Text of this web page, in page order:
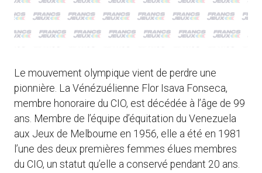
Le mouvement olympique vient de perdre une
pionnière. La Vénézuélienne Flor Isava Fonseca,
membre honoraire du CIO, est décédée à l’âge de 99
ans. Membre de l’équipe d’équitation du Venezuela
aux Jeux de Melbourne en 1956, elle a été en 1981
l’une des deux premières femmes élues membres
du CIO, un statut qu’elle a conservé pendant 20 ans.